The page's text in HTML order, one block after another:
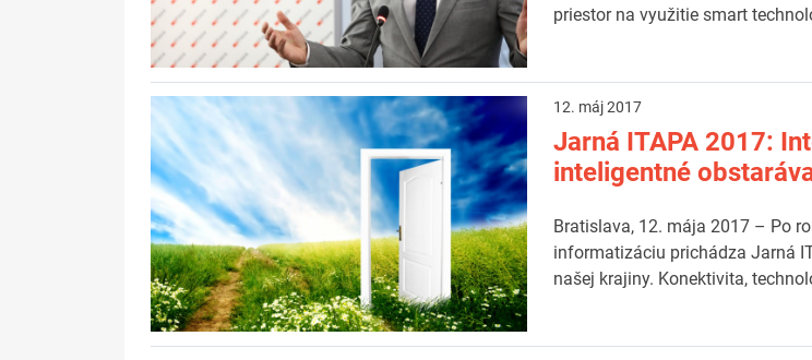
priestor na využitie smart
12. máj 2017
Jarná ITAPA 2017:
inteligentné
Bratislava, 12. mája 2017 – Po
informatizáciu prichádza Jarná
našej krajiny. Konektivita,